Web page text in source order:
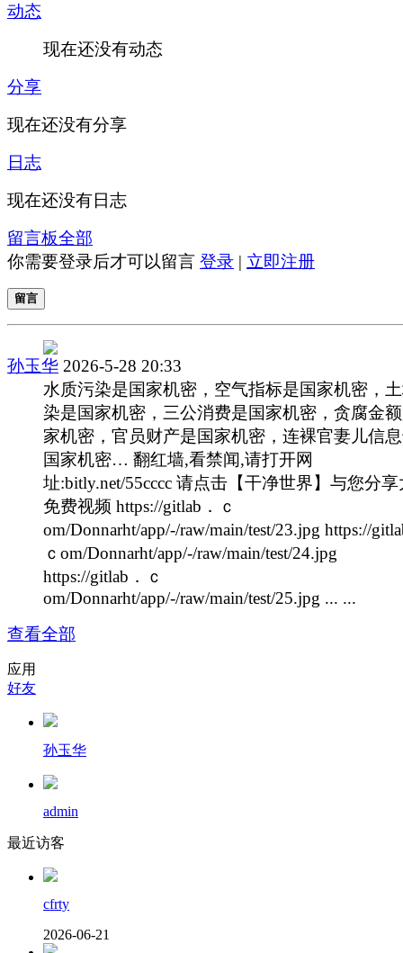
动态
现在还没有动态
分享
现在还没有分享
日志
现在还没有日志
留言板全部
你需要登录后才可以留言 登录 | 立即注册
留言
孙玉华 2026-5-28 20:33
水质污染是国家机密，空气指标是国家机密，
染是国家机密，三公消费是国家机密，贪腐金
家机密，官员财产是国家机密，连裸官妻儿信
国家机密… 翻红墙,看禁闻,请打开网
址:bitly.net/55cccc 请点击【干净世界】与您分
免费视频 https://gitlab．ｃ
om/Donnarht/app/-/raw/main/test/23.jpg https://
ｃom/Donnarht/app/-/raw/main/test/24.jpg
https://gitlab．ｃ
om/Donnarht/app/-/raw/main/test/25.jpg ... ...
查看全部
应用
好友
孙玉华
admin
最近访客
cfrty
2026-06-21